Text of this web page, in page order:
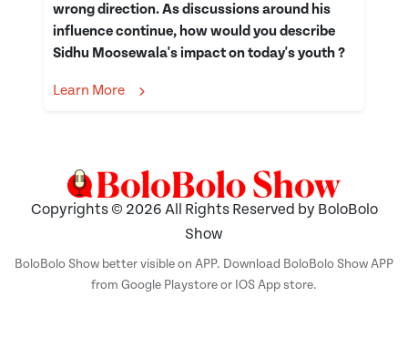
wrong direction. As discussions around his
influence continue, how would you describe
Sidhu Moosewala's impact on today's youth ?
Learn More
Copyrights © 2026 All Rights Reserved by BoloBolo
Show
BoloBolo Show better visible on APP. Download BoloBolo Show APP
from Google Playstore or IOS App store.